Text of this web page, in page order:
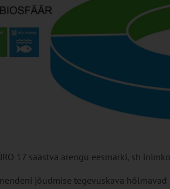
17 säästva arengu eesmärki, sh
jõudmise tegevuskava